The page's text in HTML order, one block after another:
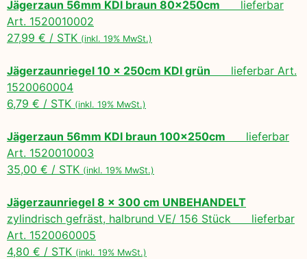
Jägerzaun 56mm KDI braun 80x250cm lieferbar
Art. 1520010002
27,99 € / STK (inkl. 19% MwSt.)
Jägerzaunriegel 10 x 250cm KDI grün lieferbar Art.
1520060004
6,79 € / STK (inkl. 19% MwSt.)
Jägerzaun 56mm KDI braun 100x250cm lieferbar
Art. 1520010003
35,00 € / STK (inkl. 19% MwSt.)
Jägerzaunriegel 8 x 300 cm UNBEHANDELT
zylindrisch gefräst, halbrund VE/ 156 Stück lieferbar
Art. 1520060005
4,80 € / STK (inkl. 19% MwSt.)